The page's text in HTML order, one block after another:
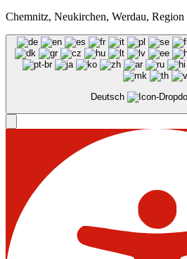
Chemnitz, Neukirchen, Werdau,
Deutsch